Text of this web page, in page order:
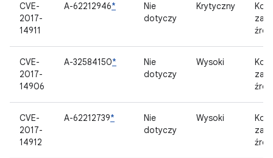
CVE-
2017-
14911
A-62212946*
Nie
dotyczy
Krytyczny
CVE-
2017-
14906
A-32584150*
Nie
dotyczy
Wysoki
CVE-
2017-
14912
A-62212739*
Nie
dotyczy
Wysoki